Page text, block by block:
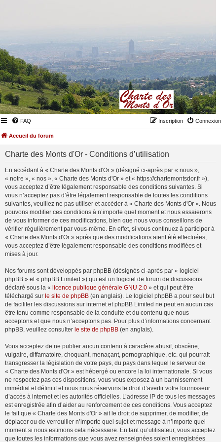
FAQ Connexion
Inscription
Accueil du forum
Charte des Monts d'Or - Conditions d’utilisation
En accédant à « Charte des Monts d'Or » (désigné ci-après par « nous »,
« notre », « nos », « Charte des Monts d'Or » et « https://chartemontsdor.fr »),
vous acceptez d’être légalement responsable des conditions suivantes. Si
vous n’acceptez pas d’être légalement responsable de toutes les conditions
suivantes, veuillez ne pas utiliser et accéder à « Charte des Monts d'Or ». Nous
pouvons modifier ces conditions à n’importe quel moment et nous essaierons
de vous informer de ces modifications, bien que nous vous conseillons de
vérifier régulièrement par vous-même. En effet, si vous continuez à participer à
« Charte des Monts d'Or » après que des modifications aient été effectuées,
vous acceptez d’être légalement responsable des conditions modifiées et
mises à jour.
Nos forums sont développés par phpBB (désignés ci-après par « logiciel
phpBB » et « phpBB Limited ») qui est un logiciel de forum de discussions
déclaré sous la « licence publique générale GNU 2.0 » et qui peut être
téléchargé sur le site de phpBB (en anglais). Le logiciel phpBB a pour seul but
de faciliter les discussions sur internet et phpBB Limited ne peut en aucun cas
être tenu comme responsable de la conduite et du contenu que nous
acceptons et que nous n’acceptons pas. Pour plus d’informations concernant
phpBB, veuillez consulter le site de phpBB (en anglais).
Vous acceptez de ne publier aucun contenu à caractère abusif, obscène,
vulgaire, diffamatoire, choquant, menaçant, pornographique, etc. qui pourrait
transgresser la législation de votre pays, du pays dans lequel le serveur de
« Charte des Monts d'Or » est hébergé ou encore la loi internationale. Si vous
ne respectez pas ces dispositions, vous vous exposez à un bannissement
immédiat et définitif et nous nous réservons le droit d’avertir votre fournisseur
d’accès à internet et les autorités officielles. L’adresse IP de tous les messages
est enregistrée afin d’aider au renforcement de ces conditions. Vous acceptez
le fait que « Charte des Monts d'Or » ait le droit de supprimer, de modifier, de
déplacer ou de verrouiller n’importe quel sujet et message à n’importe quel
moment si nous estimons cela nécessaire. En tant qu’utilisateur, vous acceptez
que toutes les informations que vous avez renseignées soient enregistrées